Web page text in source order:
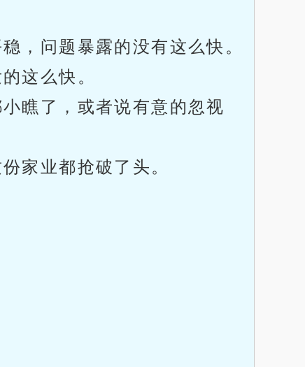
，问题暴露的没有这么快。
这么快。
瞧了，或者说有意的忽视
家业都抢破了头。